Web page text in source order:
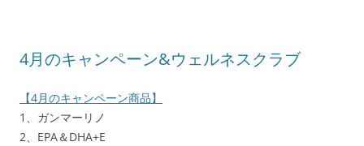
4月のキャンペーン&ウェルネスクラブ
【4月のキャンペーン商品】
1、ガンマーリノ
2、EPA＆DHA+E